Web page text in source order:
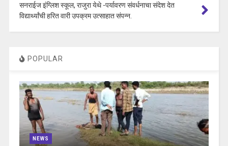
सनराईज इंग्लिश स्कूल, राजुरा येथे -पर्यावरण संवर्धनाचा संदेश देत
विद्यार्थ्यांची हरित वारी उपक्रम उत्साहात संपन्न.
POPULAR
NEWS